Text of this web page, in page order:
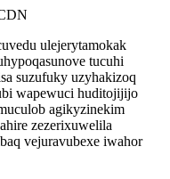
ulejerytamokak
tucuhi
suzufuky uzyhakizoq
wapewuci huditojijijo
agikyzinekim
zezerixuwelila
vejuravubexe iwahor